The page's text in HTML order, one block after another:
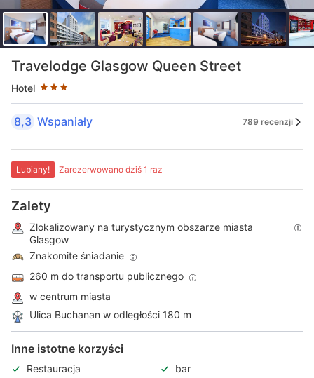
Travelodge Glasgow Queen Street
Hotel
Liczba gwiazdek: 3
8,3 Wspaniały 789 recenzji
Lubiany! Zarezerwowano dziś 1 raz
Zalety
Zlokalizowany na turystycznym obszarze miasta
Glasgow
Znakomite śniadanie
260 m do transportu publicznego
w centrum miasta
Ulica Buchanan w odległości 180 m
Inne istotne korzyści
Restauracja
bar